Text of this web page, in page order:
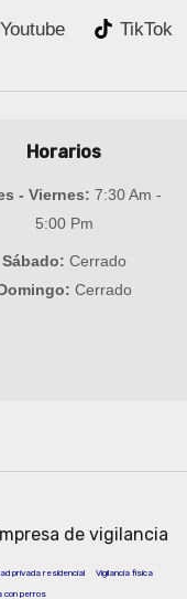
Youtube
TikTok
Horarios
- Viernes: 7:30 Am -
5:00 Pm
Sábado: Cerrado
Cerrado
de vigilancia
privada residencial Vigilancia física
con perros